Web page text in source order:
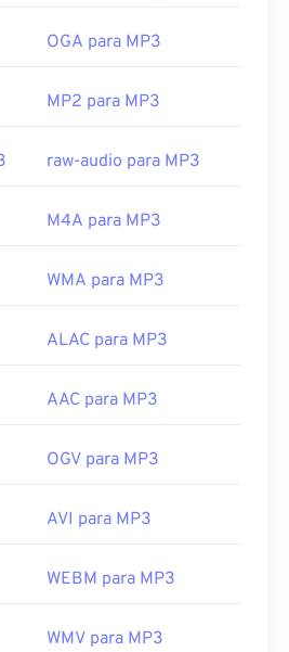
wiki/MPEG-1
desativado e não representa
Moving Pictures
standards/mpeg-
OGA para MP3
MP2 para MP3
raw-audio para MP3
M4A para MP3
WMA para MP3
ALAC para MP3
AAC para MP3
OGV para MP3
AVI para MP3
WEBM para MP3
WMV para MP3